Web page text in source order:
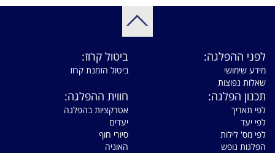
לפני ההפלגה:
מידע שימושי
שאלות נפוצות
ביטול קרוז:
ביטול הזמנת קרוז
תכנון הפלגה:
לפי תאריך
לפי יעד
לפי מס' לילות
הפלגות נופש
חווית ההפלגה:
אטרקציות בהפלגה
יעדים
סיורי חוף
האוניה